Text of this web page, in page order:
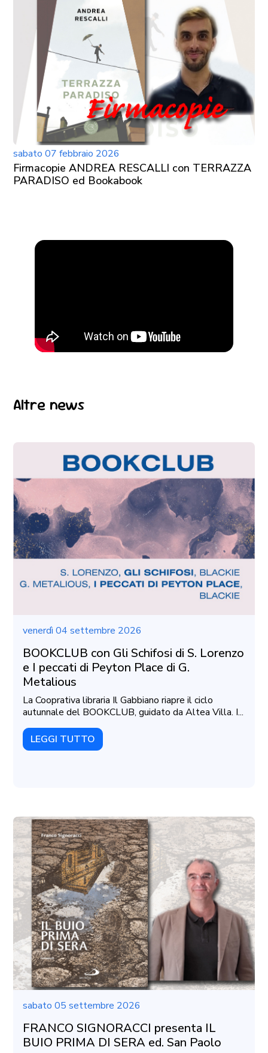
sabato 07 febbraio 2026
Firmacopie ANDREA RESCALLI con TERRAZZA
PARADISO ed Bookabook
Altre news
venerdì 04 settembre 2026
BOOKCLUB con Gli Schifosi di S. Lorenzo
e I peccati di Peyton Place di G.
Metalious
La Cooprativa libraria Il Gabbiano riapre il ciclo
autunnale del BOOKCLUB, guidato da Altea Villa. I...
LEGGI TUTTO
sabato 05 settembre 2026
FRANCO SIGNORACCI presenta IL
BUIO PRIMA DI SERA ed. San Paolo